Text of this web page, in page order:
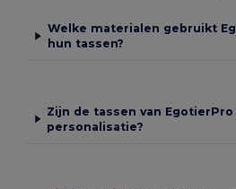
Welke materialen gebruikt
hun tassen?
Zijn de tassen van
personalisatie?